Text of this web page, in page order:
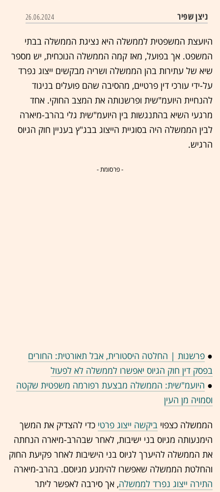
ניצן שפיר 26.06.2024
היועצת המשפטית לממשלה היא נציגת הממשלה בבתי
המשפט. אך בפועל, מאז קמה הממשלה הנוכחית, יש מספר
שיא של עתירות בהן הממשלה ושריה מבקשים ייצוג נפרד
על-ידי עורכי דין פרטיים, מהסיבה שהם פועלים בניגוד
להנחיית היועמ"שית ופרשנותה את המצב החוקי. אחד
מרגעי השיא בהתנגשות בין היועמ"שית גלי בהרב-מיארה
לבין הממשלה היה בסוגיית הייצוג בבג"ץ בעניין חוק הגיוס
הרגיש.
- פרסומת -
● פרשנות | החלטה היסטורית, אבל תאורטית: החורים
בפסק דין חוק הגיוס יאפשרו לממשלה לא לפעול
● היועמ"שית: הממשלה מבצעת רפורמה משפטית שקטה
וסמויה מן העין
הממשלה כצפוי ביקשה ייצוג פרטי כדי להצדיק את המשך
הימנעותה מגיוס בני ישיבות, לאחר שבהרב-מיארה הנחתה
את הממשלה להיערך לגיוס בני הישיבות לאחר פקיעת החוק
והחלטת הממשלה שאפשרו להימנע מגיוסם. בהרב-מיארה
התירה ייצוג נפרד לממשלה, אך סירבה לאפשר ליתר